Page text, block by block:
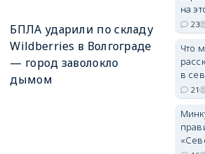
БПЛА ударили по складу
Wildberries в Волгограде
— город заволокло
дымом
на
23
Что
в
21